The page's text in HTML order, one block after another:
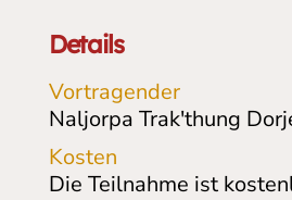
Details
Vortragender
Naljorpa Trak'thung
Kosten
Die Teilnahme ist